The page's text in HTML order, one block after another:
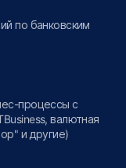
по банковским
процессы с
валютная
и другие)